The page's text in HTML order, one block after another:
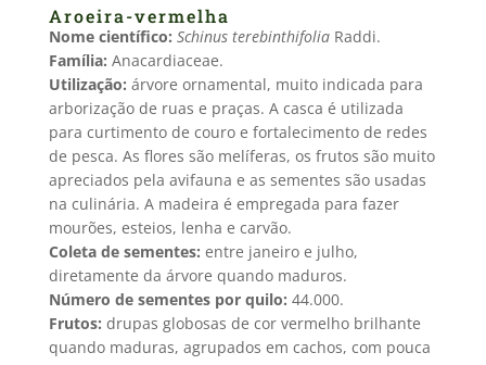
Aroeira-vermelha
Nome científico: Schinus terebinthifoliaRaddi.
Família: Anacardiaceae.
Utilização: árvore ornamental, muito indicada para
arborização de ruas e praças. A casca é utilizada
para curtimento de couro e fortalecimento de redes
de pesca. As flores são melíferas, os frutos são muito
apreciados pela avifauna e as sementes são usadas
na culinária. A madeira é empregada para fazer
mourões, esteios, lenha e carvão.
Coleta de sementes: entre janeiro e julho,
diretamente da árvore quando maduros.
Número de sementes por quilo: 44.000.
Frutos: drupas globosas de cor vermelho brilhante
quando maduras, agrupados em cachos, com pouca